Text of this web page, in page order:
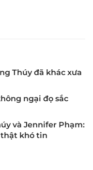
Thúy đã khác xưa
ngại đọ sắc
và Jennifer Phạm:
khó tin